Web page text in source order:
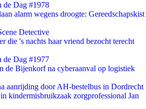
de Dag #1978
alarm wegens droogte: Gereedschapskist
Detective
die 's nachts haar vriend bezocht terecht
de Dag #1977
de Bijenkorf na cyberaanval op logistiek
aanrijding door AH-bestelbus in Dordrecht
kindermisbruikzaak zorgprofessional Jan